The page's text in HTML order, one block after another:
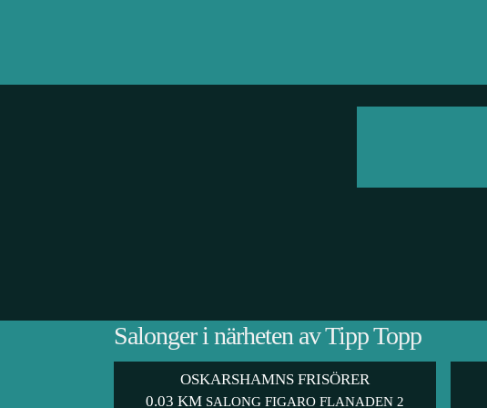
Salonger i närheten av Tipp Topp
OSKARSHAMNS FRISÖRER
0.03 KM SALONG FIGARO FLANADEN 2